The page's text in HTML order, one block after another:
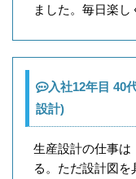
ました。毎日楽し
入社12年目 40
設計)
生産設計の仕事は
る。ただ設計図